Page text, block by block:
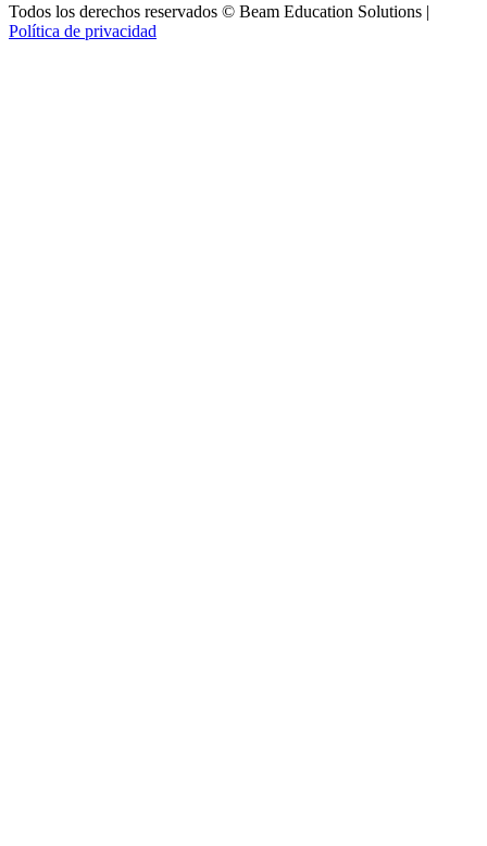
Todos los derechos reservados © Beam Education Solutions |
Política de privacidad